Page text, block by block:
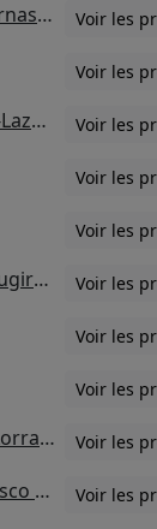
Gare Montparnasse Voir les
Voir les
Grenier Saint-Lazare - Quartier de l'Horloge Voir les
Voir les
Voir les
Hôpital de Vaugirard Voir les
Voir les
Voir les
Jean Jaurès - Lorraine / Laumière Voir les
Lecourbe - Vasco De Gama / Lycée Louis Armand Voir les